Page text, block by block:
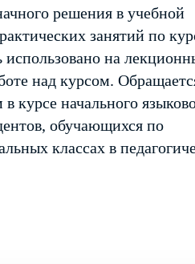
решения в учебной
занятий по
на
над курсом.
курсе начального
обучающихся по
классах в